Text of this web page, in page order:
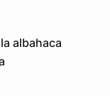
albahaca